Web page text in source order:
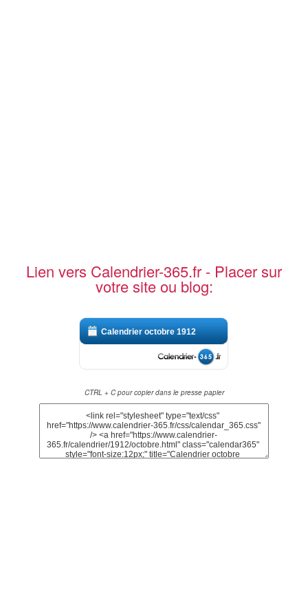
Lien vers Calendrier-365.fr - Placer sur
votre site ou blog:
Calendrier octobre 1912
CTRL + C pour copier dans le presse papier